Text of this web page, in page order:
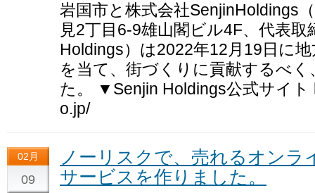
岩国市と株式会社SenjinHoldings
見2丁目6-9雄山閣ビル4F、代表
Holdings）は2022年12月19日に
を当て、街づくりに貢献するべ
た。 ▼Senjin Holdings公式サイト
o.jp/
02月
09
ノーリスクで、売れるオンラ
サービスを作りました。